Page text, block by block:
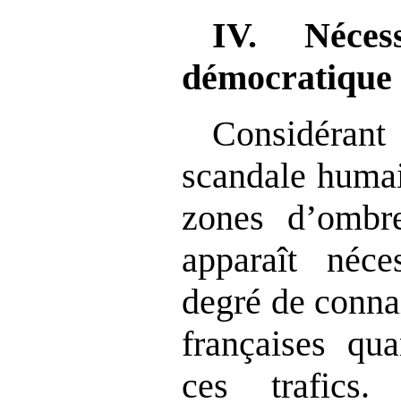
IV.
scandale
zones
apparaît
degré de
françaises
ces trafics.